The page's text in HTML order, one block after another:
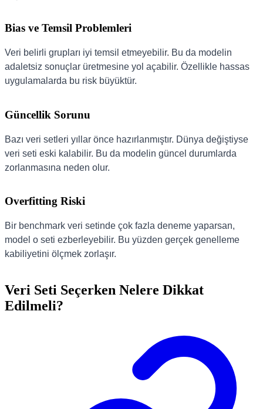
Bias ve Temsil Problemleri
Veri belirli grupları iyi temsil etmeyebilir. Bu da modelin
adaletsiz sonuçlar üretmesine yol açabilir. Özellikle hassas
uygulamalarda bu risk büyüktür.
Güncellik Sorunu
Bazı veri setleri yıllar önce hazırlanmıştır. Dünya değiştiyse
veri seti eski kalabilir. Bu da modelin güncel durumlarda
zorlanmasına neden olur.
Overfitting Riski
Bir benchmark veri setinde çok fazla deneme yaparsan,
model o seti ezberleyebilir. Bu yüzden gerçek genelleme
kabiliyetini ölçmek zorlaşır.
Veri Seti Seçerken Nelere Dikkat
Edilmeli?